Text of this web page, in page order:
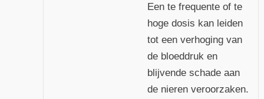
Een te frequente of te
hoge dosis kan leiden
tot een verhoging van
de bloeddruk en
blijvende schade aan
de nieren veroorzaken.